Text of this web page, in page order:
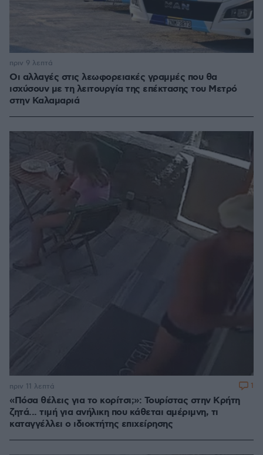
Οι αλλαγές στις λεωφορειακές γραμμές που θα
ισχύσουν με τη λειτουργία της επέκτασης του Μετρό
στην Καλαμαριά
πριν 9 λεπτά
«Πόσα θέλεις για το κορίτσι;»: Τουρίστας στην Κρήτη
ζητά... τιμή για ανήλικη που κάθεται αμέριμνη, τι
καταγγέλλει ο ιδιοκτήτης επιχείρησης
πριν 11 λεπτά 1